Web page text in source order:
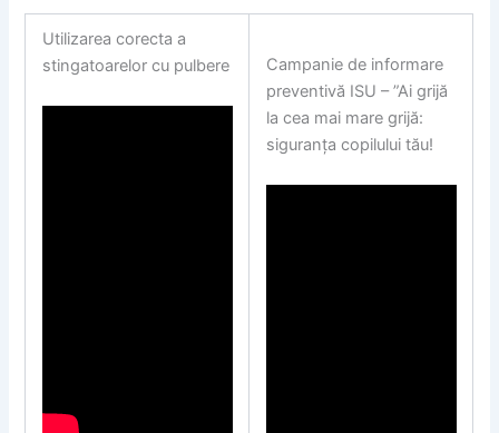
Utilizarea corecta a
stingatoarelor cu pulbere
Campanie de informare
preventivă ISU – ”Ai grijă
la cea mai mare grijă:
siguranța copilului tău!